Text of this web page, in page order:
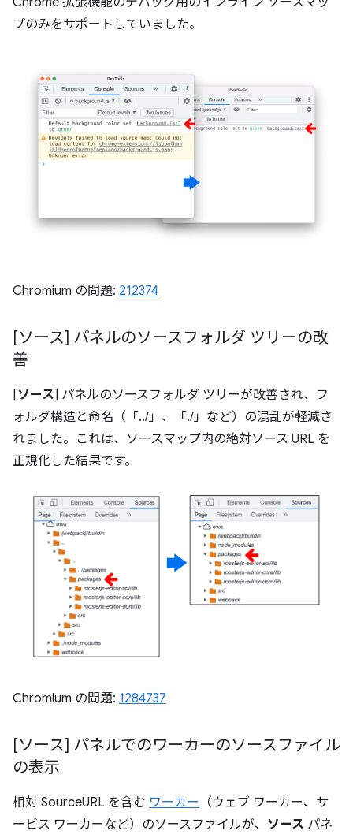
プのみをサポートしていました。
Chromium の問題: 212374
[ソース] パネルのソースフォルダ ツリーの改
善
[ソース] パネルのソースフォルダ ツリーが改善され、フ
ォルダ構造と命名（「../」、「./」など）の混乱が軽減さ
れました。これは、ソースマップ内の絶対ソース URL を
正規化した結果です。
Chromium の問題: 1284737
[ソース] パネルでのワーカーのソースファイル
の表示
相対 SourceURL を含む ワーカー （ウェブ ワーカー、サ
ービス ワーカーなど）のソースファイルが、 ソース パネ